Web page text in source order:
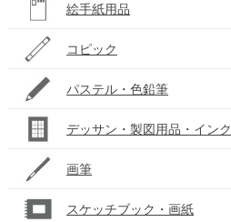
絵手紙用品
コピック
パステル・色鉛筆
デッサン・製図用品・インク
画筆
スケッチブック・画紙